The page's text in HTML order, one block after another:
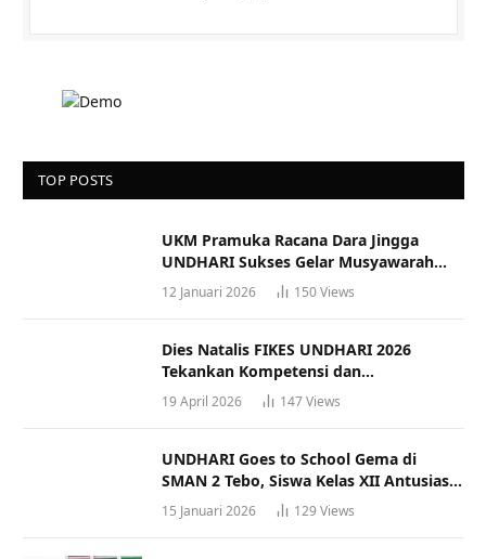
TOP POSTS
UKM Pramuka Racana Dara Jingga
UNDHARI Sukses Gelar Musyawarah
Racana
12 Januari 2026 150Views
Dies Natalis FIKES UNDHARI 2026
Tekankan Kompetensi dan
Profesionalisme Tenaga Kesehatan
19 April 2026 147Views
UNDHARI Goes to School Gema di
SMAN 2 Tebo, Siswa Kelas XII Antusias
Ikuti Sosialisasi Kampus Berkualitas
15 Januari 2026 129 Views